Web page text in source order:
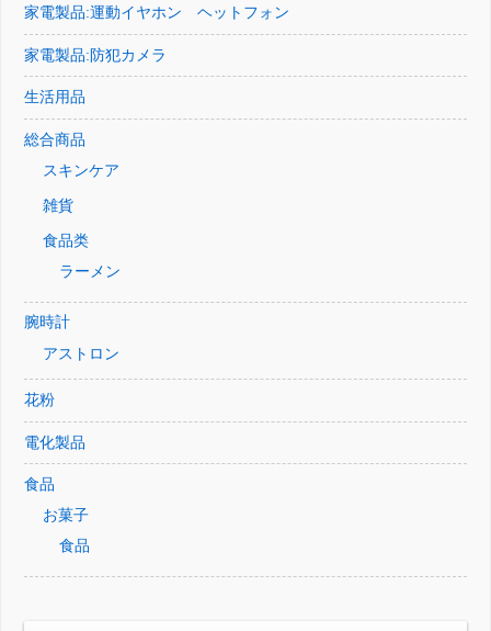
家電製品:運動イヤホン ヘットフォン
家電製品:防犯カメラ
生活用品
総合商品
スキンケア
雑貨
食品类
ラーメン
腕時計
アストロン
花粉
電化製品
食品
お菓子
食品